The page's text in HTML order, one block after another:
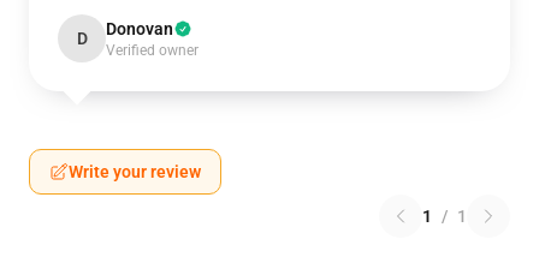
D Donovan
Verified owner
Write your review
1 / 1